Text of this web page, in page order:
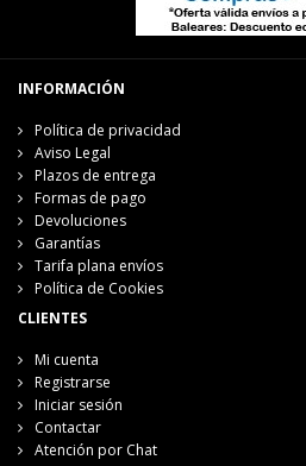
INFORMACIÓN
Política de privacidad
Aviso Legal
Plazos de entrega
Formas de pago
Devoluciones
Garantías
Tarifa plana envíos
Política de Cookies
CLIENTES
Mi cuenta
Registrarse
Iniciar sesión
Contactar
Atención por Chat